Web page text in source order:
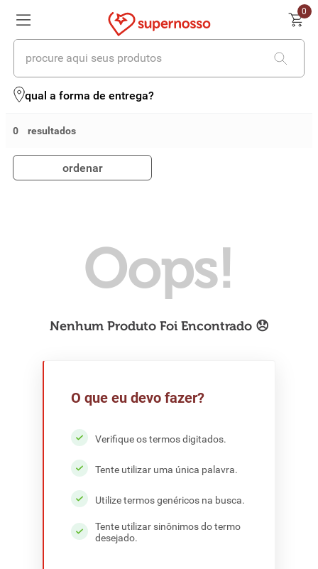
0
procure aqui seus produtos
qual a forma de entrega?
0
ordenar
Oops!
O que eu devo fazer?
Verifique os termos digitados.
Tente utilizar uma única palavra.
Utilize termos genéricos na busca.
Tente utilizar sinônimos do termo
desejado.
termos mais buscados
cafe
detergente